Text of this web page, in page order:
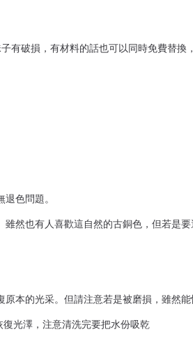
破損，有材料的話也可以同時免費替
色問題。
然也有人喜歡這自然的古銅色，但若是
本的光采。但請注意若是被磨損，雖然
光澤，注意清洗完要把水份吸乾